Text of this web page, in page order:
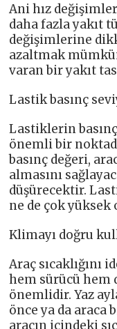
Ani hız
daha fazla yakıt
değişimlerine
azaltmak
varan bir yakıt
Lastik basınç
Lastiklerin
önemli bir
basınç değeri,
almasını
düşürecektir.
ne de çok yüksek
Klimayı doğru
Araç sıcaklığını
hem sürücü hem
önemlidir. Yaz
önce ya da araca
aracın içindeki